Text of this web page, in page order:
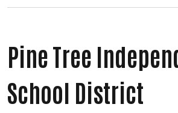
Pine Tree
School District